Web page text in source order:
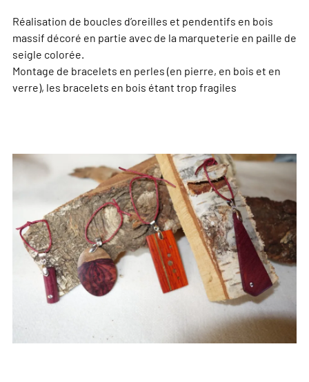
Réalisation de boucles d’oreilles et pendentifs en bois
massif décoré en partie avec de la marqueterie en paille de
seigle colorée.
Montage de bracelets en perles (en pierre, en bois et en
verre), les bracelets en bois étant trop fragiles